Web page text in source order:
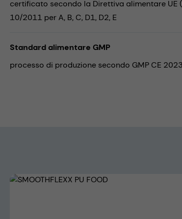
certificato secondo la Direttiva alimentare UE
10/2011 per A, B, C, D1, D2, E
Standard alimentare GMP
processo di produzione secondo GMP CE
Skip image gallery